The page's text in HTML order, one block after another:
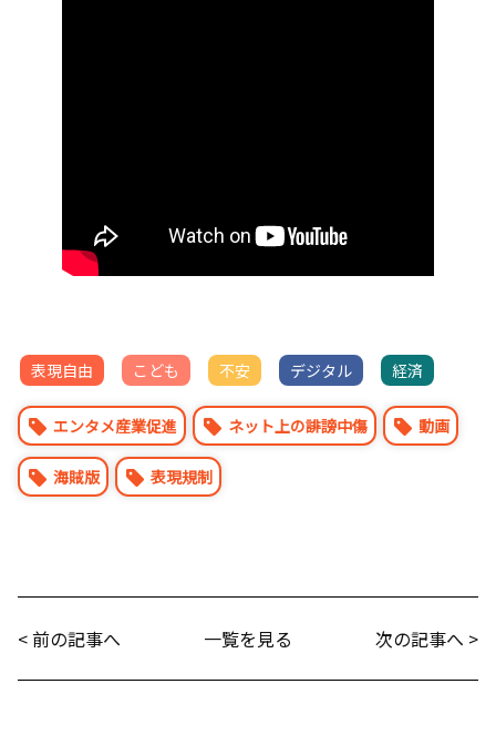
表現自由 こども 不安 デジタル 経済
エンタメ産業促進 ネット上の誹謗中傷 動画
海賊版 表現規制
< 前の記事へ 一覧を見る 次の記事へ >